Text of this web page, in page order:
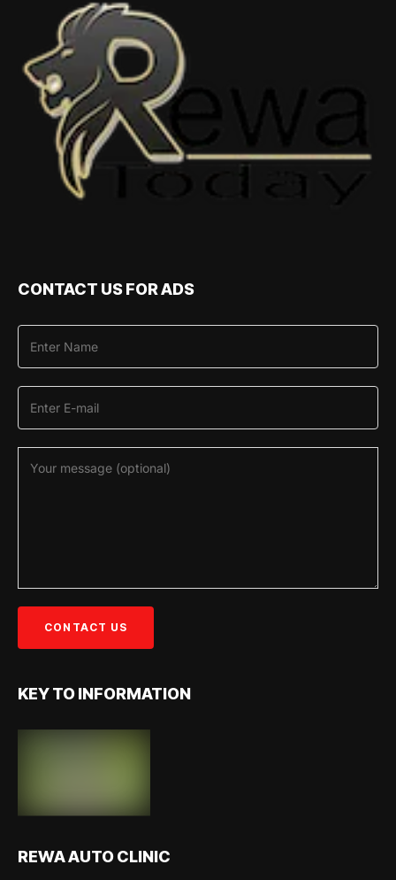
CONTACT US FOR ADS
KEY TO INFORMATION
REWA AUTO CLINIC